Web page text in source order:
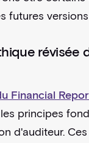
futures
révisée
Financial
principes
d'auditeur.